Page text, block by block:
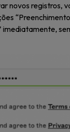
novos registros,
imediatamente,